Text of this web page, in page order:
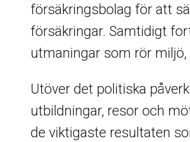
försäkringsbolag för att
försäkringar. Samtidigt
utmaningar som rör
Utöver det politiska
utbildningar, resor och
de viktigaste resultaten